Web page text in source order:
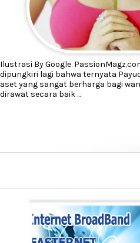
Ilustrasi By Google.
dipungkiri lagi bahwa ternyata
aset yang sangat berharga bagi
dirawat secara baik ...